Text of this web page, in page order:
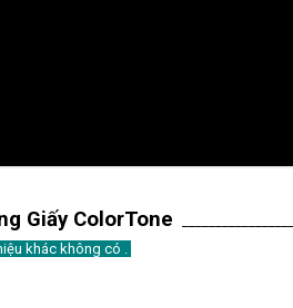
Giấy ColorTone
khác không có .